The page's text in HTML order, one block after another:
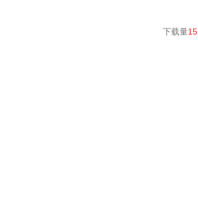
下载量15